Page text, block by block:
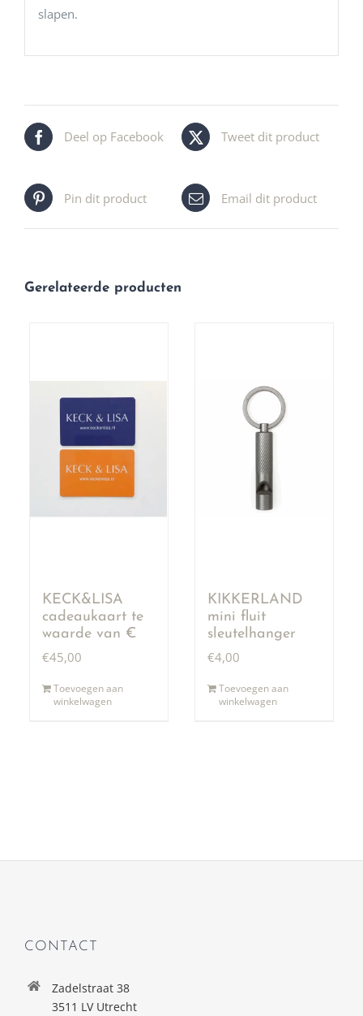
slapen.
Deel op Facebook Tweet dit product
Pin dit product Email dit product
Gerelateerde producten
KECK&LISA
cadeaukaart te
waarde van €
50,00
€45,00
Toevoegen aan
winkelwagen
KIKKERLAND
mini fluit
sleutelhanger
€4,00
Toevoegen aan
winkelwagen
CONTACT
Zadelstraat 38
3511 LV Utrecht